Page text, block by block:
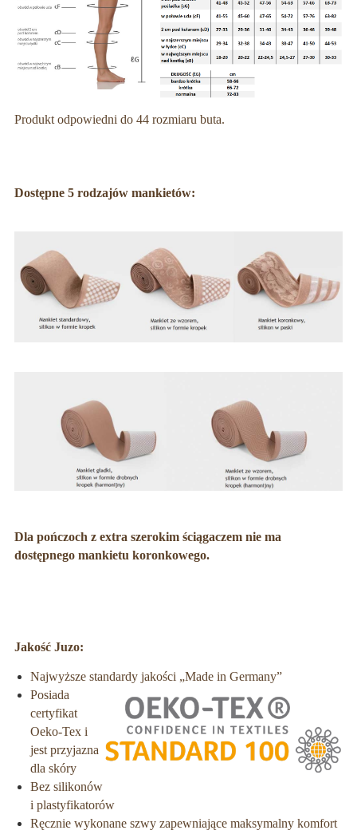
Produkt odpowiedni do 44 rozmiaru buta.
Dostępne 5 rodzajów mankietów:
Dla pończoch z extra szerokim ściągaczem nie ma
dostępnego mankietu koronkowego.
Jakość Juzo:
Najwyższe standardy jakości „Made in Germany”
Posiada
certyfikat
Oeko-Tex i
jest przyjazna
dla skóry
Bez silikonów
i plastyfikatorów
Ręcznie wykonane szwy zapewniające maksymalny komfort